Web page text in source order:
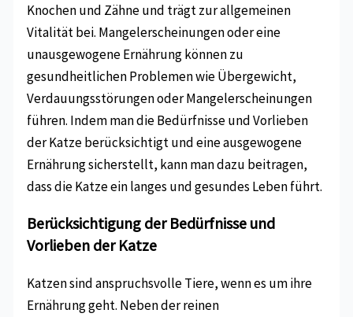
Knochen und Zähne und trägt zur allgemeinen
Vitalität bei. Mangelerscheinungen oder eine
unausgewogene Ernährung können zu
gesundheitlichen Problemen wie Übergewicht,
Verdauungsstörungen oder Mangelerscheinungen
führen. Indem man die Bedürfnisse und Vorlieben
der Katze berücksichtigt und eine ausgewogene
Ernährung sicherstellt, kann man dazu beitragen,
dass die Katze ein langes und gesundes Leben führt.
Berücksichtigung der Bedürfnisse und
Vorlieben der Katze
Katzen sind anspruchsvolle Tiere, wenn es um ihre
Ernährung geht. Neben der reinen